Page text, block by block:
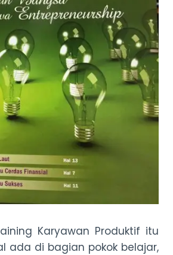
Karyawan Produktif itu
ada di bagian pokok belajar,